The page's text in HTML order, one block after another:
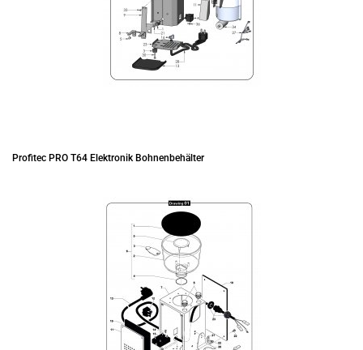
Profitec PRO T64 Elektronik Bohnenbehälter